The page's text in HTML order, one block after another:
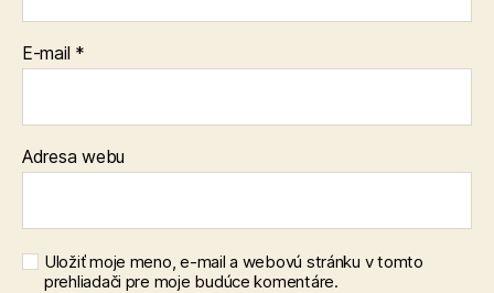
E-mail *
Adresa webu
Uložiť moje meno, e-mail a webovú stránku v tomto
prehliadači pre moje budúce komentáre.